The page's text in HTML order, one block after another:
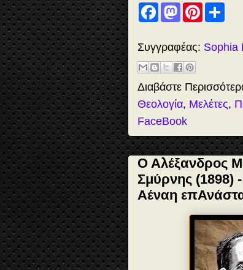
F
a
b
o
o
k
M
a
o
o
n
P
e
t
e
Συγγραφέας: Sophia
Διαβάστε
Θεολογία, Μελέτες,
FaceBook
Ο Αλέξανδρος
Σμύρνης (1898)
Αέναη